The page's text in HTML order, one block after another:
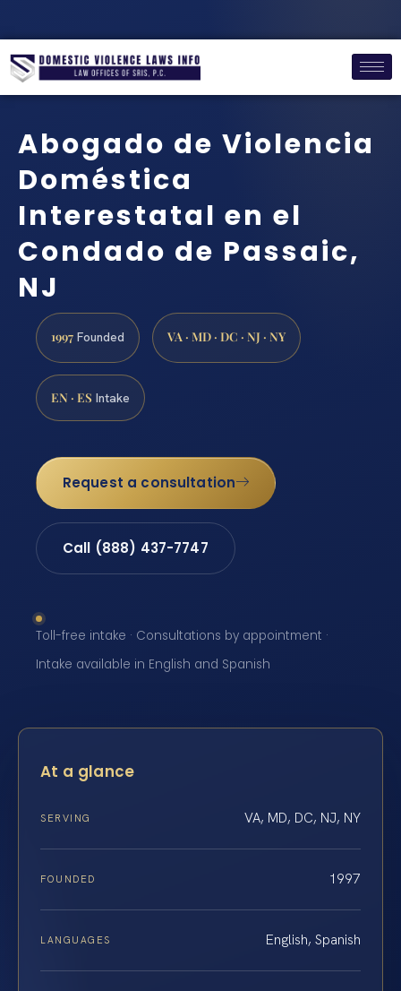
Abogado de Violencia
Doméstica
Interestatal en el
Condado de Passaic,
NJ
1997 Founded VA · MD · DC · NJ · NY
EN · ES Intake
Request a consultation
Call (888) 437-7747
Toll-free intake · Consultations by appointment ·
Intake available in English and Spanish
At a glance
SERVING VA, MD, DC, NJ, NY
FOUNDED 1997
LANGUAGES English, Spanish